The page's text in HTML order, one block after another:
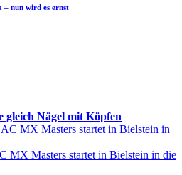
– nun wird es ernst
gleich Nägel mit Köpfen
MX Masters startet in Bielstein in
MX Masters startet in Bielstein in die